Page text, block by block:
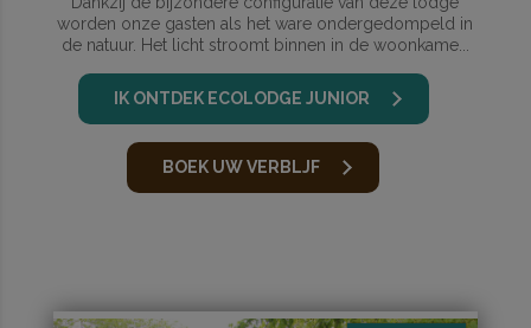
worden onze gasten als het ware ondergedompeld in
de natuur. Het licht stroomt binnen in de woonkame...
IK ONTDEK ECOLODGE JUNIOR
BOEK UW VERBLJF